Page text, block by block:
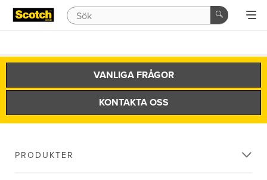
VANLIGA FRÅGOR
KONTAKTA OSS
PRODUKTER